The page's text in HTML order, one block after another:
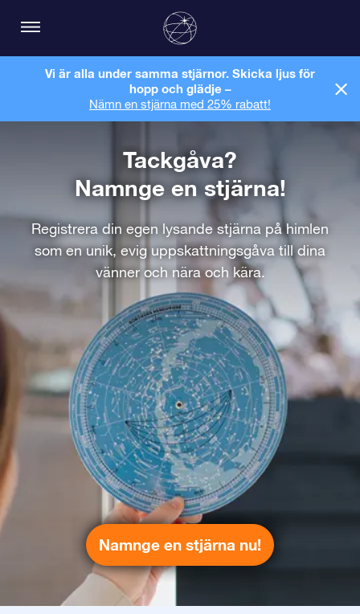
Vi är alla under samma stjärnor. Skicka ljus för
hopp och glädje –
Nämn en stjärna med 25% rabatt!
Tackgåva?
Namnge en stjärna!
Registrera din egen lysande stjärna på himlen
som en unik, evig uppskattningsgåva till dina
vänner och nära och kära.
Namnge en stjärna nu!